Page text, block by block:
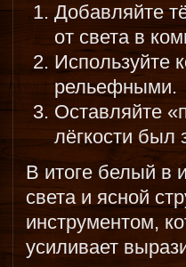
Добавляйте
от света в
Используйте
рельефными.
Оставляйте
лёгкости был
В итоге белый в
света и ясной
инструментом,
усиливает